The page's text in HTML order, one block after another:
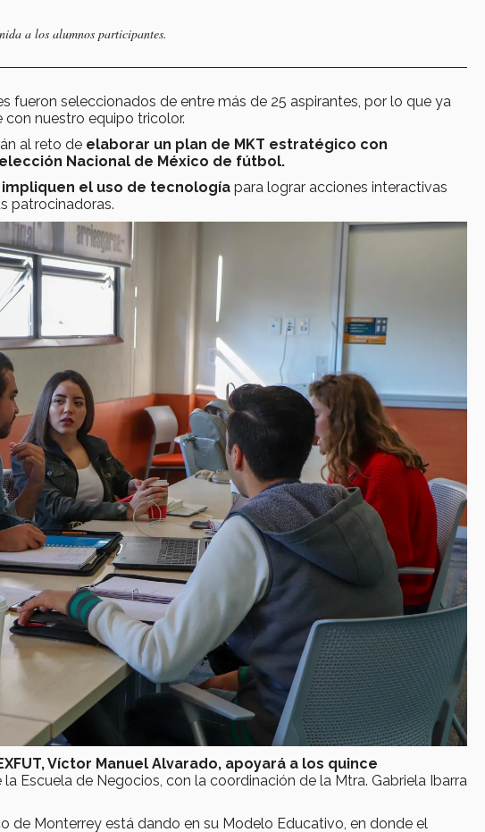
a los alumnos participantes.
fueron seleccionados de entre más de 25 aspirantes, por lo que ya
nuestro equipo tricolor.
al reto de elaborar un plan de MKT estratégico con
Nacional de México de fútbol.
el uso de tecnología para lograr acciones interactivas
patrocinadoras.
Víctor Manuel Alvarado, apoyará a los quince
Escuela de Negocios, con la coordinación de la Mtra. Gabriela Ibarra
de Monterrey está dando en su Modelo Educativo, en donde el